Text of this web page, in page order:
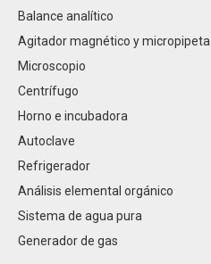
Balance analítico
Agitador magnético y micropipeta
Microscopio
Centrífugo
Horno e incubadora
Autoclave
Refrigerador
Análisis elemental orgánico
Sistema de agua pura
Generador de gas